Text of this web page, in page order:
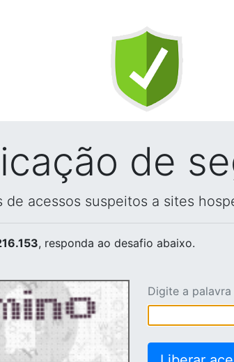
de
acessos suspeitos a sites
, responda ao desafio abaixo.
Digite a